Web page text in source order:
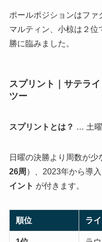
ポールポジションはファ
マルティン、小椋は２位
勝に臨みました。
スプリント｜サテラ
ツー
スプリントとは？ … 土
日曜の決勝より周数が
26周 ）、2023年から導
イント が付きます。
順位 ラ